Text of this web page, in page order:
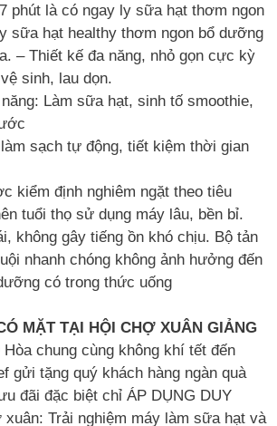
phút là có ngay ly sữa hạt thơm ngon
sữa hạt healthy thơm ngon bổ dưỡng
– Thiết kế đa năng, nhỏ gọn cực kỳ
sinh, lau dọn.
Làm sữa hạt, sinh tố smoothie,
làm sạch tự động, tiết kiệm thời gian
kiểm định nghiêm ngặt theo tiêu
tuổi thọ sử dụng máy lâu, bền bỉ.
không gây tiếng ồn khó chịu. Bộ tản
nhanh chóng không ảnh hưởng đến
có trong thức uống
MẶT TẠI HỘI CHỢ XUÂN GIẢNG
Hòa chung cùng không khí tết đến
gửi tặng quý khách hàng ngàn quà
đãi đặc biệt chỉ ÁP DỤNG DUY
xuân: Trải nghiệm máy làm sữa hạt và